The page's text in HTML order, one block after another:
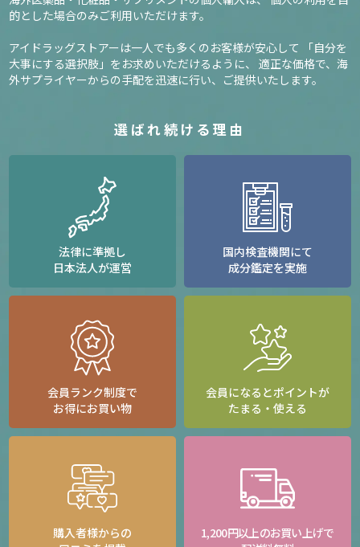
的とした場合のみご利用いただけます。
アイドラッグストアーは一人でも多くのお客様が安心して
「自分を
大事にする選択肢」をお求めいただけるように、 適正な価格で、海
外サプライヤーからの手配を迅速に行い、ご提供いたします。
選ばれ続ける理由
法律に準拠し
日本法人が運営
国内検査機関にて
成分鑑定を実施
会員ランク制度で
お得にお買い物
会員になるとポイントが
たまる・使える
購入者様からの
1,200円以上のお買い上げで